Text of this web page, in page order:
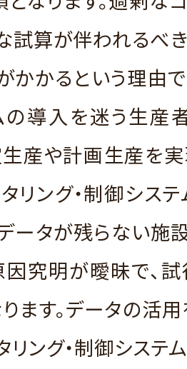
試算が伴われるべき
かかるという理由
の導入を迷う生産
生産や計画生産を
リング・制御シス
ータが残らない施
因究明が曖昧で、
ます。データの活
リング・制御システ